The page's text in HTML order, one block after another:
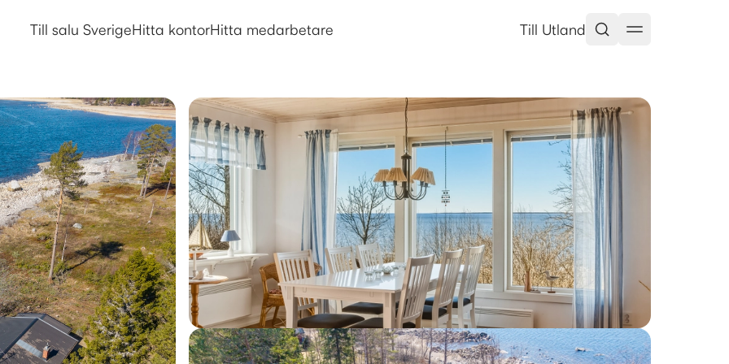
Till salu SverigeHitta kontorHitta medarbetare Till Utland